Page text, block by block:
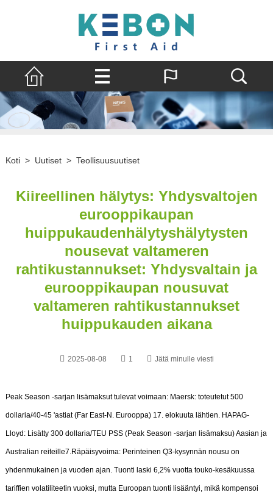
Koti > Uutiset > Teollisuusuutiset
Kiireellinen hälytys: Yhdysvaltojen
eurooppikaupan
huippukaudenhälytyshälytysten
nousevat valtameren
rahtikustannukset: Yhdysvaltain ja
eurooppikaupan nousuvat
valtameren rahtikustannukset
huippukauden aikana
2025-08-08 1 Jätä minulle viesti
Peak Season -sarjan lisämaksut tulevat voimaan: Maersk: toteutetut 500
dollaria/40-45 'astiat (Far East-N. Eurooppa) 17. elokuuta lähtien. HAPAG-
Lloyd: Lisätty 300 dollaria/TEU PSS (Peak Season -sarjan lisämaksu) Aasian ja
Australian reiteille7.Räpäisyvoima: Perinteinen Q3-kysynnän nousu on
yhdenmukainen ja vuoden ajan. Tuonti laski 6,2% vuotta touko-kesäkuussa
tariffien volatiliteetin vuoksi, mutta Euroopan tuonti lisääntyi, mikä kompensoi